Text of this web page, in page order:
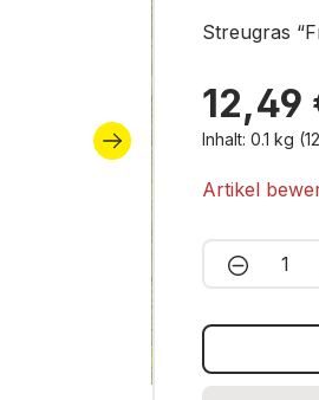
Streugras
12,49
Inhalt:0.1 kg
Artikel